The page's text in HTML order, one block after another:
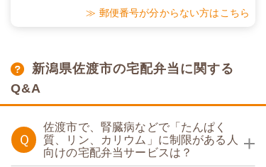
≫ 郵便番号が分からない方はこちら
新潟県佐渡市の宅配弁当に関する
Q&A
Ｑ
佐渡市で、腎臓病などで「たんぱく
質、リン、カリウム」に制限がある人
向けの宅配弁当サービスは？